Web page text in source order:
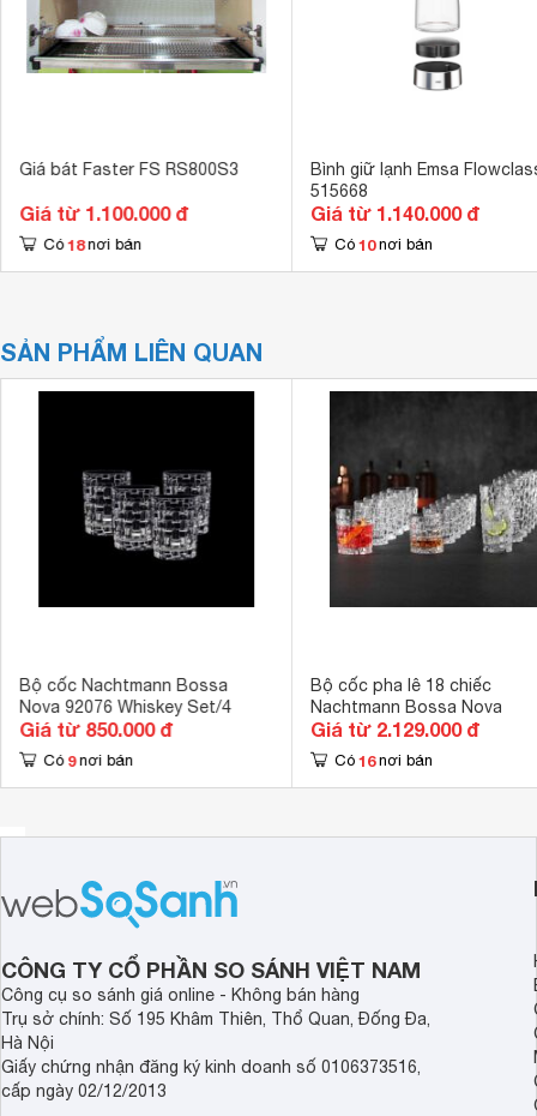
Giá bát Faster FS RS800S3
Giá từ 1.100.000 đ
Có 18 nơi bán
Bình giữ lạnh Emsa
515668
Giá từ 1.140.000 đ
Có 10 nơi bán
SẢN PHẨM LIÊN QUAN
Bộ cốc Nachtmann Bossa
Nova 92076 Whiskey Set/4
Giá từ 850.000 đ
Có 9 nơi bán
Bộ cốc pha lê 18 chiếc
Nachtmann Bossa Nova
Giá từ 2.129.000 đ
Có 16 nơi bán
CÔNG TY CỔ PHẦN SO SÁNH VIỆT NAM
Công cụ so sánh giá online - Không bán hàng
Trụ sở chính: Số 195 Khâm Thiên, Thổ Quan, Đống Đa,
Hà Nội
Giấy chứng nhận đăng ký kinh doanh số 0106373516,
cấp ngày 02/12/2013